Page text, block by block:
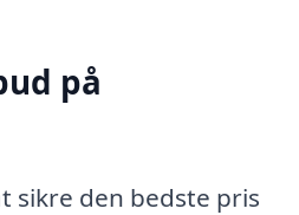
på
sikre den bedste pris